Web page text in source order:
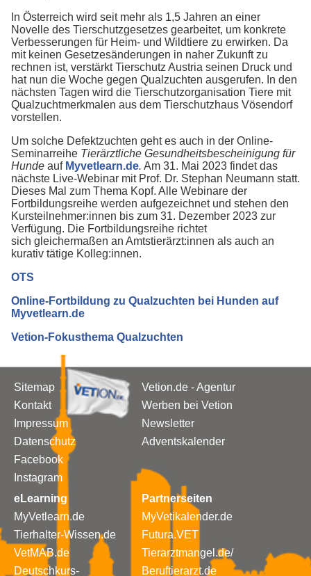
In Österreich wird seit mehr als 1,5 Jahren an einer
Novelle des Tierschutzgesetzes gearbeitet, um konkrete
Verbesserungen für Heim- und Wildtiere zu erwirken. Da
mit keinen Gesetzesänderungen in naher Zukunft zu
rechnen ist, verstärkt Tierschutz Austria seinen Druck und
hat nun die Woche gegen Qualzuchten ausgerufen. In den
nächsten Tagen wird die Tierschutzorganisation Tiere mit
Qualzuchtmerkmalen aus dem Tierschutzhaus Vösendorf
vorstellen.
Um solche Defektzuchten geht es auch in der Online-
Seminarreihe Tierärztliche Gesundheitsbescheinigung für
Hunde auf Myvetlearn.de. Am 31. Mai 2023 findet das
nächste Live-Webinar mit Prof. Dr. Stephan Neumann statt.
Dieses Mal zum Thema Kopf. Alle Webinare der
Fortbildungsreihe werden aufgezeichnet und stehen den
Kursteilnehmer:innen bis zum 31. Dezember 2023 zur
Verfügung. Die Fortbildungsreihe richtet
sich gleichermaßen an Amtstierärzt:innen als auch an
kurativ tätige Kolleg:innen.
OTS
Online-Fortbildung zu Qualzuchten bei Hunden auf
Myvetlearn.de
Vetion-Fokusthema Qualzuchten
Sitemap
Kontakt
Impressum
Datenschutz
Facebook
Instagram
Vetion.de - Agentur
Werben bei Vetion
Newsletter
Adventskalender
eLearning
MyVetlearn.de
Tierhalter-Wissen.de
VetMAB.de
Deutschkurs-
Partnerseiten
MyVetikalender.de
Futura.VET
Tierarztmangel.de/
Beruftierarzt.de